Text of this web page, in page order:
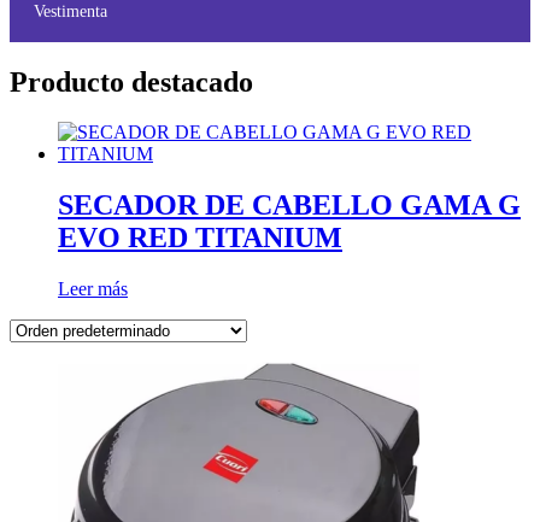
Vestimenta
Producto destacado
SECADOR DE CABELLO GAMA G
EVO RED TITANIUM
Leer más